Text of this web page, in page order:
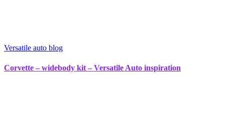
Versatile auto blog
Corvette – widebody kit – Versatile Auto inspiration